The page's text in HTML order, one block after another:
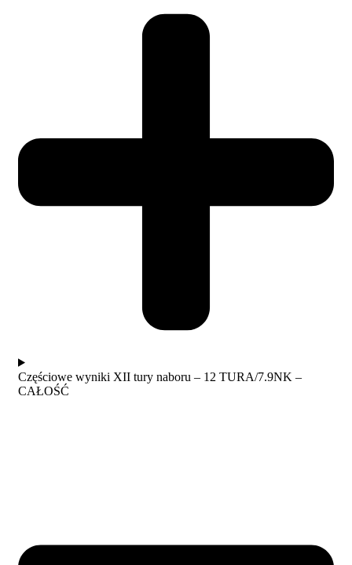
Częściowe wyniki XII tury naboru – 12 TURA/7.9NK –
CAŁOŚĆ